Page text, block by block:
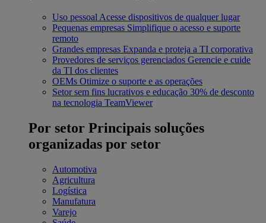
Uso pessoal Acesse dispositivos de qualquer lugar
Pequenas empresas Simplifique o acesso e suporte
remoto
Grandes empresas Expanda e proteja a TI corporativa
Provedores de serviços gerenciados Gerencie e cuide
da TI dos clientes
OEMs Otimize o suporte e as operações
Setor sem fins lucrativos e educação 30% de desconto
na tecnologia TeamViewer
Por setor Principais soluções
organizadas por setor
Automotiva
Agricultura
Logística
Manufatura
Varejo